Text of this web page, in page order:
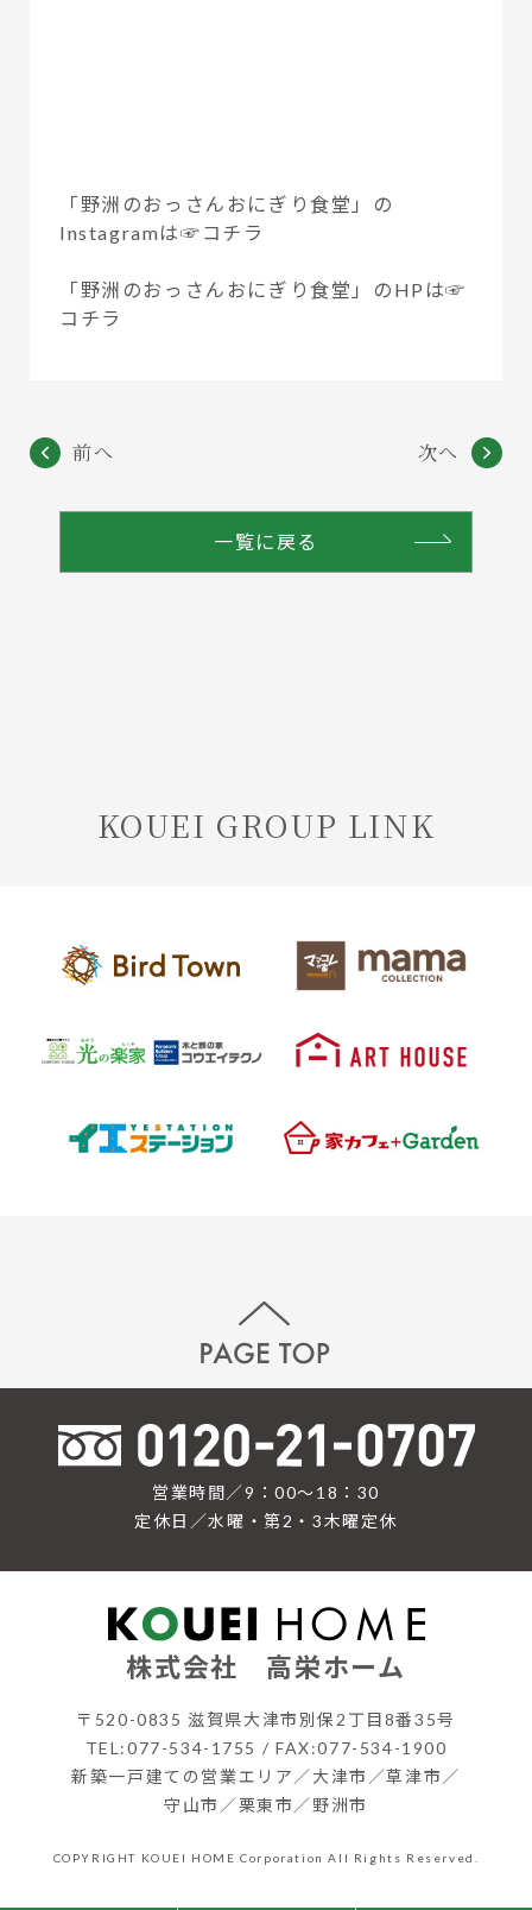
「野洲のおっさんおにぎり食堂」の
Instagramは☞コチラ
「野洲のおっさんおにぎり食堂」のHPは☞
コチラ
前へ 次へ
一覧に戻る
KOUEI GROUP LINK
営業時間／9：00〜18：30
定休日／水曜・第2・3木曜定休
株式会社 高栄ホーム
〒520-0835 滋賀県大津市別保2丁目8番35号
TEL:077-534-1755 / FAX:077-534-1900
新築一戸建ての営業エリア／大津市／草津市／
守山市／栗東市／野洲市
COPYRIGHT KOUEI HOME Corporation All Rights Reserved.